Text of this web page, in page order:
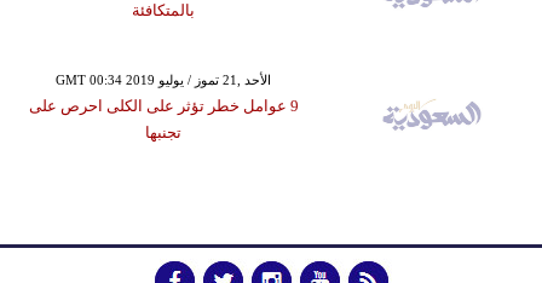
بالمتكافئة
GMT 00:34 2019 الأحد ,21 تموز / يوليو
9 عوامل خطر تؤثر على الكلى احرص على
تجنبها